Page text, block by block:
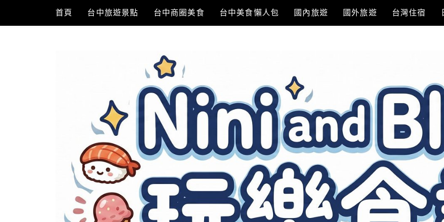
content
首頁 台中旅遊景點 台中商圈美食 台中美食懶人包 國內旅遊 國外旅遊 台灣住宿